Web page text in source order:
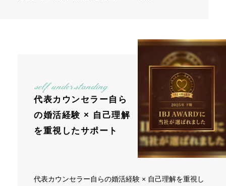
self understanding
代表カウンセラー自ら
の婚活経験 × 自己理解
を重視したサポート
代表カウンセラー自らの婚活経験 × 自己理解を重視し